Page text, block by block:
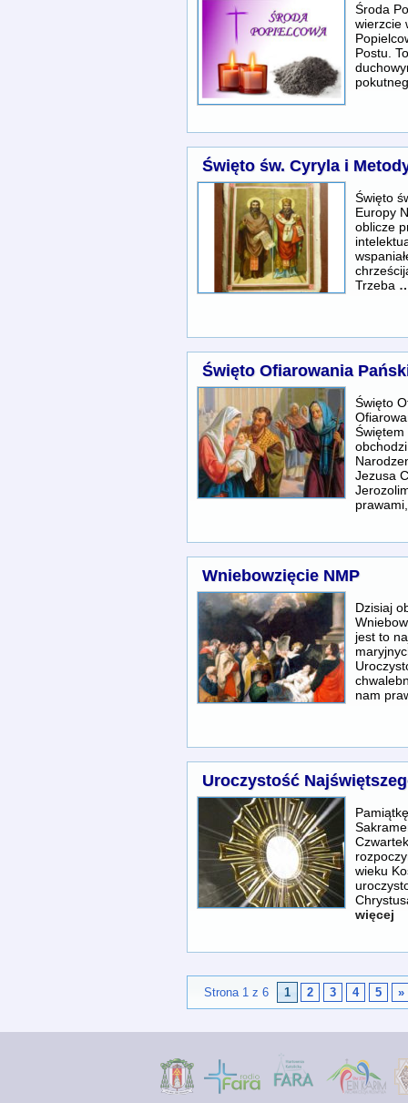
Środa
wierzcie
Postu.
Święto św. Cyryla i
Święto
Europy
oblicze
Trzeba
Święto Ofiarowania
Święto
Świętem
Jezusa
Wniebowzięcie NMP
Dzisiaj
jest to
nam
Uroczystość
wieku
więcej
Strona 1 z 6 1 2 3 4 5 »